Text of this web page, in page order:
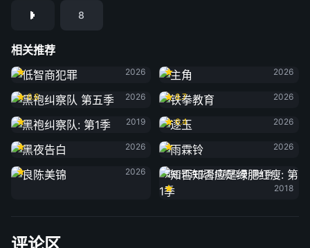
8
相关推荐
低智商犯罪
2026
2026
黑袍纠察队 第五季
6.6
2026
铁拳教育
8.7
2026
黑袍纠察队: 第1季
2019
逐玉
6.4
2026
黑夜告白
2026
雨霖铃
2026
良陈美锦
2026
知否知否应是绿肥红瘦: 第1季
2018